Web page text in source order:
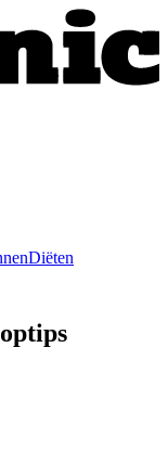
Diëten